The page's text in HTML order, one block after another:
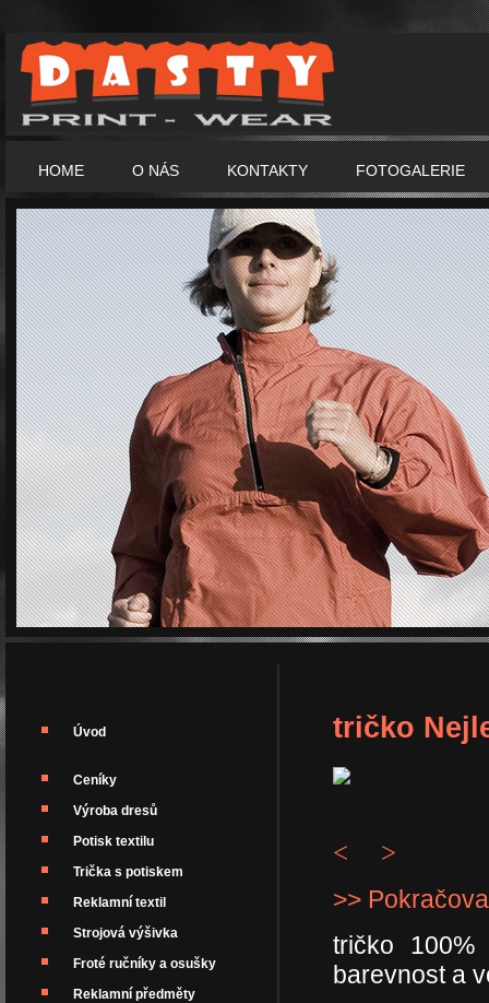
HOME O NÁS KONTAKTY FOTOGALERIE
Úvod
Ceníky
Výroba dresů
Potisk textilu
Trička s potiskem
Reklamní textil
Strojová výšivka
Froté ručníky a osušky
Reklamní předměty
tričko
< >
>>
tričko
barevnost a